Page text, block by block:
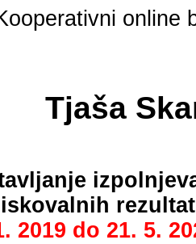
online
Tjaša
2019 do 21. 5.